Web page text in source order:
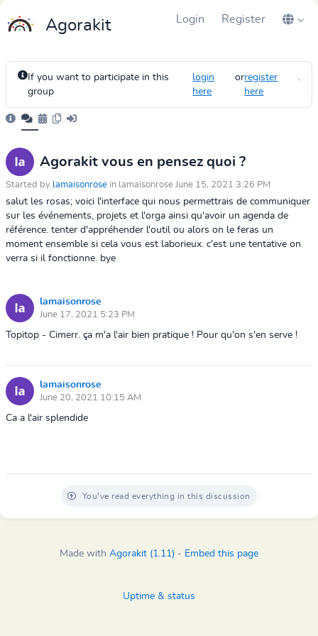
Agorakit Login Register
If you want to participate in this
group
login
here
orregister
here
.
Agorakit vous en pensez quoi ?
Started by lamaisonrose in lamaisonrose June 15, 2021 3:26 PM
salut les rosas; voici l'interface qui nous permettrais de communiquer
sur les événements, projets et l'orga ainsi qu'avoir un agenda de
référence. tenter d'appréhender l'outil ou alors on le feras un
moment ensemble si cela vous est laborieux. c'est une tentative on
verra si il fonctionne. bye
lamaisonrose
June 17, 2021 5:23 PM
Topitop - Cimerr. ça m'a l'air bien pratique ! Pour qu'on s'en serve !
lamaisonrose
June 20, 2021 10:15 AM
Ca a l'air splendide
You've read everything in this discussion
Made with Agorakit (1.11) - Embed this page
Uptime & status